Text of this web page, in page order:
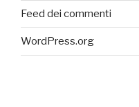
Feed dei commenti
WordPress.org